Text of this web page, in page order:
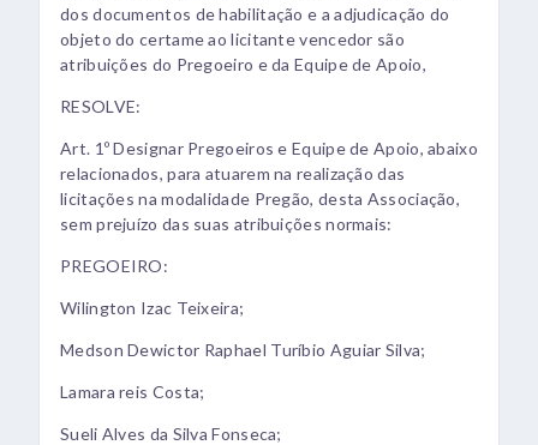
dos documentos de habilitação e a adjudicação do
objeto do certame ao licitante vencedor são
atribuições do Pregoeiro e da Equipe de Apoio,
RESOLVE:
Art. 1º Designar Pregoeiros e Equipe de Apoio, abaixo
relacionados, para atuarem na realização das
licitações na modalidade Pregão, desta Associação,
sem prejuízo das suas atribuições normais:
PREGOEIRO:
Wilington Izac Teixeira;
Medson Dewictor Raphael Turíbio Aguiar Silva;
Lamara reis Costa;
Sueli Alves da Silva Fonseca;